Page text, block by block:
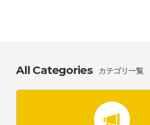
All Categories カテゴリ一覧